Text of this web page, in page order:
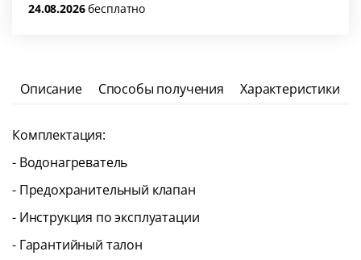
24.08.2026бесплатно
Описание Характеристики
Способы получения
Комплектация:
- Водонагреватель
- Предохранительный клапан
- Инструкция по эксплуатации
- Гарантийный талон